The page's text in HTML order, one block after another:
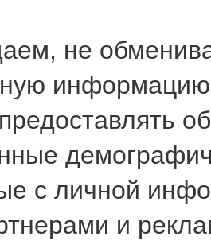
не
информацию
с личной
и